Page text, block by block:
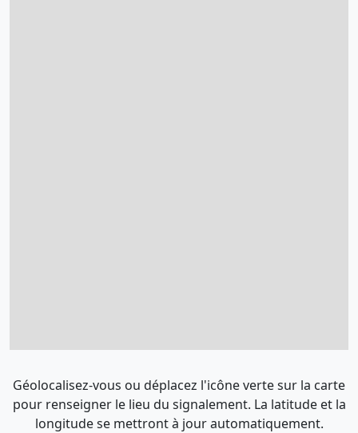
Géolocalisez-vous ou déplacez l'icône verte sur la carte
pour renseigner le lieu du signalement. La latitude et la
longitude se mettront à jour automatiquement.